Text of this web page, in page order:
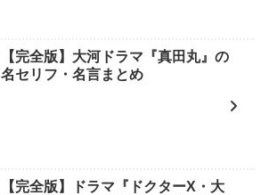
【完全版】大河ドラマ『真田丸』の
名セリフ・名言まとめ
【完全版】ドラマ『ドクターX・大